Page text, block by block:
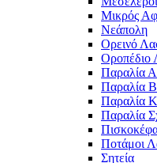
Μικρός
Νεάπολη
Ορεινό
Οροπέδιο
Παραλία
Παραλία
Παραλία
Παραλία
Ποτάμοι
Σητεία